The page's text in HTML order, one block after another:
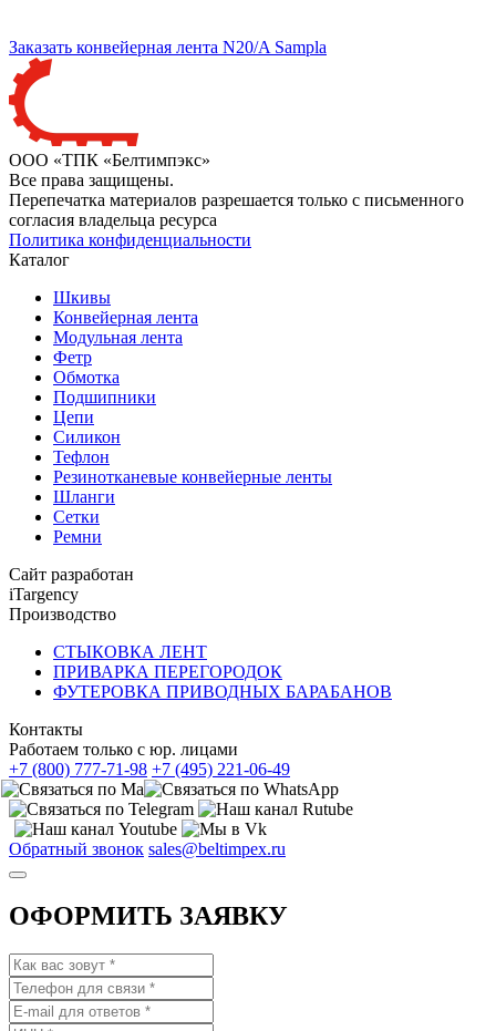
Заказать конвейерная лента N20/A Sampla
ООО «ТПК «Белтимпэкс»
Все права защищены.
Перепечатка материалов разрешается только с письменного
согласия владельца ресурса
Политика конфиденциальности
Каталог
Шкивы
Конвейерная лента
Модульная лента
Фетр
Обмотка
Подшипники
Цепи
Силикон
Тефлон
Резинотканевые конвейерные ленты
Шланги
Сетки
Ремни
Сайт разработан
iTargency
Производство
СТЫКОВКА ЛЕНТ
ПРИВАРКА ПЕРЕГОРОДОК
ФУТЕРОВКА ПРИВОДНЫХ БАРАБАНОВ
Контакты
Работаем только с юр. лицами
+7 (800) 777-71-98 +7 (495) 221-06-49
Обратный звонок sales@beltimpex.ru
ОФОРМИТЬ ЗАЯВКУ